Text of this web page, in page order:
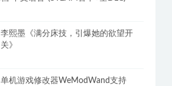
李熙墨《满分床技，引爆她的欲望开
关》
单机游戏修改器WeModWand支持